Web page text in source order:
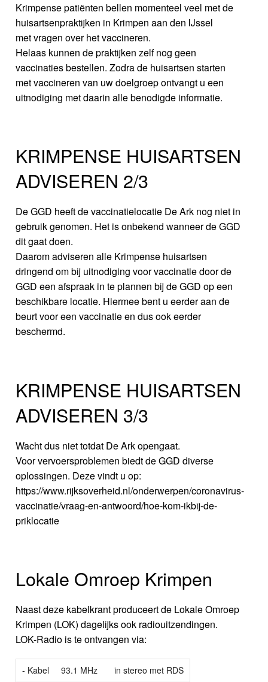
Krimpense patiënten bellen momenteel veel met de
huisartsenpraktijken in Krimpen aan den IJssel
met vragen over het vaccineren.
Helaas kunnen de praktijken zelf nog geen
vaccinaties bestellen. Zodra de huisartsen starten
met vaccineren van uw doelgroep ontvangt u een
uitnodiging met daarin alle benodigde informatie.
KRIMPENSE HUISARTSEN
ADVISEREN 2/3
De GGD heeft de vaccinatielocatie De Ark nog niet in
gebruik genomen. Het is onbekend wanneer de GGD
dit gaat doen.
Daarom adviseren alle Krimpense huisartsen
dringend om bij uitnodiging voor vaccinatie door de
GGD een afspraak in te plannen bij de GGD op een
beschikbare locatie. Hiermee bent u eerder aan de
beurt voor een vaccinatie en dus ook eerder
beschermd.
KRIMPENSE HUISARTSEN
ADVISEREN 3/3
Wacht dus niet totdat De Ark opengaat.
Voor vervoersproblemen biedt de GGD diverse
oplossingen. Deze vindt u op:
https://www.rijksoverheid.nl/onderwerpen/coronavirus-
vaccinatie/vraag-en-antwoord/hoe-kom-ikbij-de-
priklocatie
Lokale Omroep Krimpen
Naast deze kabelkrant produceert de Lokale Omroep
Krimpen (LOK) dagelijks ook radiouitzendingen.
LOK-Radio is te ontvangen via:
- Kabel 93.1 MHz in stereo met RDS